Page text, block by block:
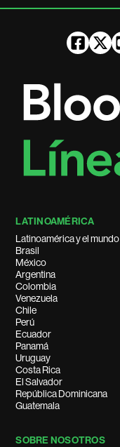
LATINOAMÉRICA
Latinoamérica y el mundo
Brasil
México
Argentina
Colombia
Venezuela
Chile
Perú
Ecuador
Panamá
Uruguay
Costa Rica
El Salvador
República Dominicana
Guatemala
SOBRE NOSOTROS